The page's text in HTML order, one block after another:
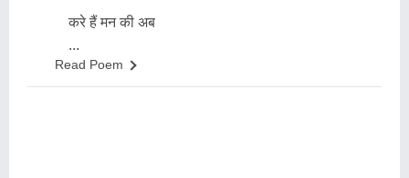
करे हैं मन की अब
...
Read Poem